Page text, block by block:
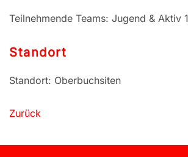
Teilnehmende Teams: Jugend & Aktiv 1
Standort
Standort: Oberbuchsiten
Zurück